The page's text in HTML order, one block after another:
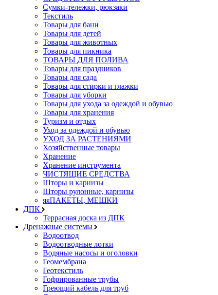
Сумки-тележки, рюкзаки
Текстиль
Товары для бани
Товары для детей
Товары для животных
Товары для пикника
ТОВАРЫ ДЛЯ ПОЛИВА
Товары для праздников
Товары для сада
Товары для стирки и глажки
Товары для уборки
Товары для ухода за одеждой и обувью
Товары для хранения
Туризм и отдых
Уход за одеждой и обувью
УХОД ЗА РАСТЕНИЯМИ
Хозяйственные товары
Хранение
Хранение инструмента
ЧИСТЯЩИЕ СРЕДСТВА
Шторы и карнизы
Шторы рулонные, карнизы
яяПАКЕТЫ, МЕШКИ
ДПК
Террасная доска из ДПК
Дренажные системы
Водоотвод
Водоотводные лотки
Водяные насосы и оголовки
Геомембрана
Геотекстиль
Гофрированные трубы
Греющий кабель для труб